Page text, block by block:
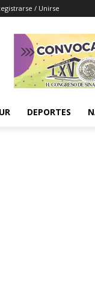
/ Unirse
DEPORTES